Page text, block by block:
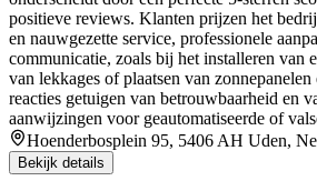
positieve reviews. Klanten prijzen het
en nauwgezette service, professionele
communicatie, zoals bij het installeren van
van lekkages of plaatsen van
reacties getuigen van betrouwbaarheid en
aanwijzingen voor geautomatiseerde of
Hoenderbosplein 95, 5406 AH Uden,
Bekijk details